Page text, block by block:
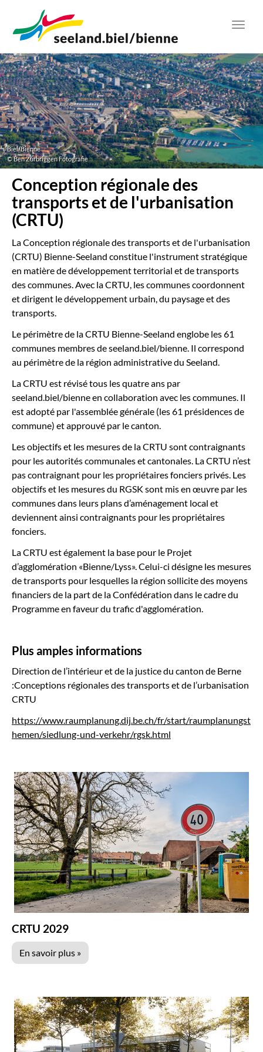
contenu
Toggle
Biel/Bienne
© Ben Zurbriggen Fotografie
Conception régionale des
transports et de l'urbanisation
(CRTU)
La Conception régionale des transports et de l'urbanisation
(CRTU) Bienne-Seeland constitue l'instrument stratégique
en matière de développement territorial et de transports
des communes. Avec la CRTU, les communes coordonnent
et dirigent le développement urbain, du paysage et des
transports.
Le périmètre de la CRTU Bienne-Seeland englobe les 61
communes membres de seeland.biel/bienne. Il correspond
au périmètre de la région administrative du Seeland.
La CRTU est révisé tous les quatre ans par
seeland.biel/bienne en collaboration avec les communes. Il
est adopté par l'assemblée générale (les 61 présidences de
commune) et approuvé par le canton.
Les objectifs et les mesures de la CRTU sont contraignants
pour les autorités communales et cantonales. La CRTU n’est
pas contraignant pour les propriétaires fonciers privés. Les
objectifs et les mesures du RGSK sont mis en œuvre par les
communes dans leurs plans d’aménagement local et
deviennent ainsi contraignants pour les propriétaires
fonciers.
La CRTU est également la base pour le Projet
d’agglomération «Bienne/Lyss». Celui-ci désigne les mesures
de transports pour lesquelles la région sollicite des moyens
financiers de la part de la Confédération dans le cadre du
Programme en faveur du trafic d'agglomération.
Plus amples informations
Direction de l’intérieur et de la justice du canton de Berne
:Conceptions régionales des transports et de l’urbanisation
CRTU
https://www.raumplanung.dij.be.ch/fr/start/raumplanungst
hemen/siedlung-und-verkehr/rgsk.html
CRTU 2029
En savoir plus »